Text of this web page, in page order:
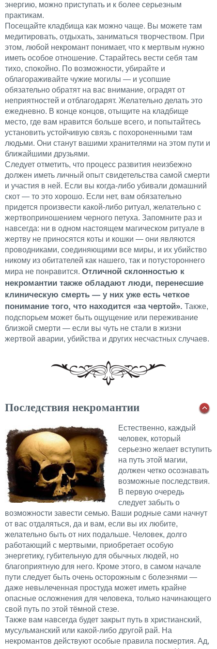
энергию, можно приступать и к более серьезным
практикам.
Посещайте кладбища как можно чаще. Вы можете там
медитировать, отдыхать, заниматься творчеством. При
этом, любой некромант понимает, что к мертвым нужно
иметь особое отношение. Старайтесь вести себя там
тихо, спокойно. По возможности, убирайте и
облагораживайте чужие могилы — и усопшие
обязательно обратят на вас внимание, оградят от
неприятностей и отблагодарят. Желательно делать это
ежедневно. В конце концов, отыщите на кладбище
место, где вам нравится больше всего, и попытайтесь
установить устойчивую связь с похороненными там
людьми. Они станут вашими хранителями на этом пути и
ближайшими друзьями.
Следует отметить, что процесс развития неизбежно
должен иметь личный опыт свидетельства самой смерти
и участия в ней. Если вы когда-либо убивали домашний
скот — то это хорошо. Если нет, вам обязательно
придется произвести какой-либо ритуал, желательно с
жертвоприношением черного петуха. Запомните раз и
навсегда: ни в одном настоящем магическом ритуале в
жертву не приносятся коты и кошки — они являются
проводниками, соединяющими все миры, и их убийство
никому из обитателей как нашего, так и потустороннего
мира не понравится. Отличной склонностью к
некромантии также обладают люди, перенесшие
клиническую смерть — у них уже есть четкое
понимание того, что находится «за чертой». Также,
подспорьем может быть ощущение или переживание
близкой смерти — если вы чуть не стали в жизни
жертвой аварии, убийства и других несчастных случаев.
Последствия некромантии
Естественно, каждый
человек, который
серьезно желает вступить
на путь этой магии,
должен четко осознавать
возможные последствия.
В первую очередь
следует забыть о
возможности завести семью. Ваши родные сами начнут
от вас отдаляться, да и вам, если вы их любите,
желательно быть от них подальше. Человек, долго
работающий с мертвыми, приобретает особую
энергетику, губительную для обычных людей, но
благоприятную для него. Кроме этого, в самом начале
пути следует быть очень осторожным с болезнями —
даже невылеченная простуда может иметь крайне
опасные осложнения для человека, только начинающего
свой путь по этой тёмной стезе.
Также вам навсегда будет закрыт путь в христианский,
мусульманский или какой-либо другой рай. На
некромантов действуют особые правила посмертия. Ад,